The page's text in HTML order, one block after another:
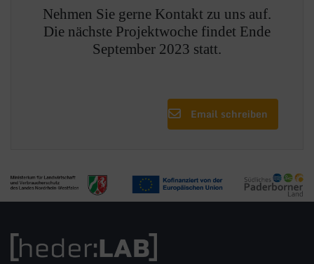
Nehmen Sie gerne Kontakt zu uns auf.
Die nächste Projektwoche findet Ende
September 2023 statt.
Email schreiben